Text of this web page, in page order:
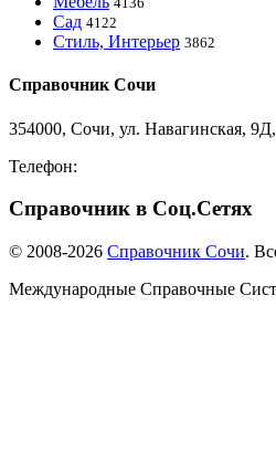
Сад 4122
Стиль, Интерьер 3862
Справочник Сочи
354000, Сочи, ул. Навагинская,
Телефон:
Справочник в Соц.Сетях
© 2008-2026 Справочник Сочи.
Международные Справочные